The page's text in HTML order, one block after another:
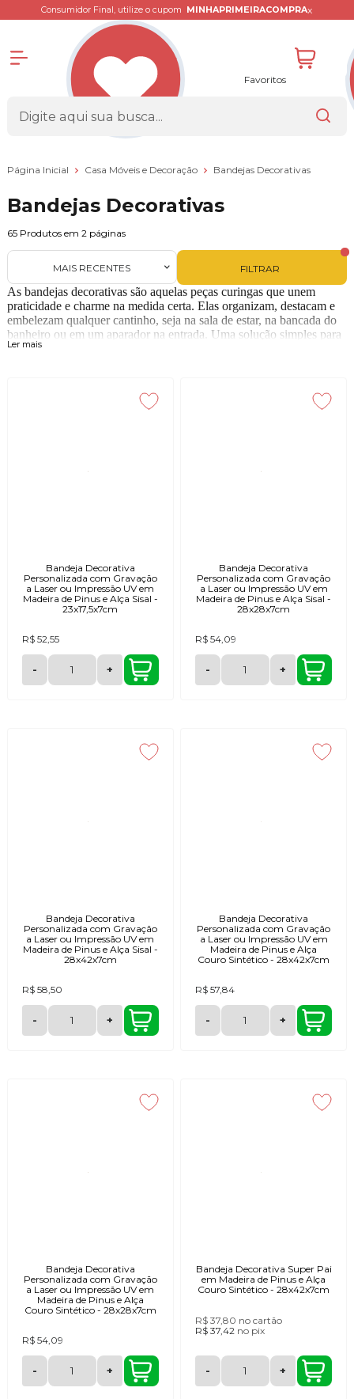
Consumidor Final, utilize o cupom MINHAPRIMEIRACOMPRAx
Favoritos
Página Inicial Casa Móveis e Decoração Bandejas Decorativas
Bandejas Decorativas
65 Produtos em 2 páginas
FILTRAR
MAIS RECENTES
As bandejas decorativas são aquelas peças curingas que unem
praticidade e charme na medida certa. Elas organizam, destacam e
embelezam qualquer cantinho, seja na sala de estar, na bancada do
banheiro ou em um aparador na entrada. Uma solução simples para
quem valoriza cada detalhe da casa.
café, agrupar perfumes e cosméticos, organizar objetos ou servir
com elegância em momentos especiais.
Ler mais
Bandeja Decorativa
Personalizada com Gravação
a Laser ou Impressão UV em
Madeira de Pinus e Alça Sisal -
23x17,5x7cm
R$ 52,55
- +
Bandeja Decorativa
Personalizada com Gravação
a Laser ou Impressão UV em
Madeira de Pinus e Alça Sisal -
28x28x7cm
R$ 54,09
- +
Bandeja Decorativa
Personalizada com Gravação
a Laser ou Impressão UV em
Madeira de Pinus e Alça Sisal -
28x42x7cm
R$ 58,50
- +
Bandeja Decorativa
Personalizada com Gravação
a Laser ou Impressão UV em
Madeira de Pinus e Alça
Couro Sintético - 28x42x7cm
R$ 57,84
- +
Bandeja Decorativa
Personalizada com Gravação
a Laser ou Impressão UV em
Madeira de Pinus e Alça
Couro Sintético - 28x28x7cm
R$ 54,09
- +
Bandeja Decorativa Super Pai
em Madeira de Pinus e Alça
Couro Sintético - 28x42x7cm
R$ 37,80 no cartão
R$ 37,42 no pix
- +